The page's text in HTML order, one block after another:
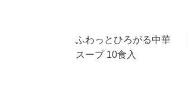
ふわっとひろがる中華
スープ 10食入